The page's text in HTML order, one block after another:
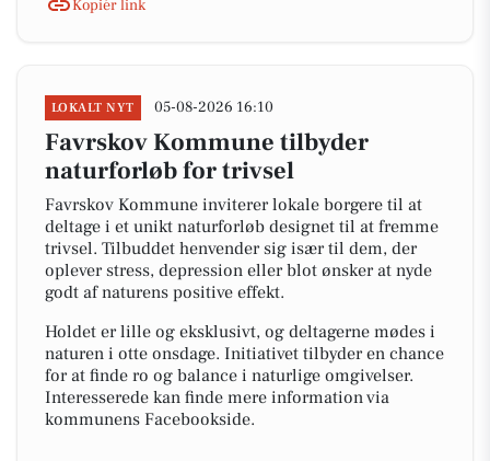
Kopiér link
LOKALT NYT 05-08-2026 16:10
Favrskov Kommune tilbyder
naturforløb for trivsel
Favrskov Kommune inviterer lokale borgere til at
deltage i et unikt naturforløb designet til at fremme
trivsel. Tilbuddet henvender sig især til dem, der
oplever stress, depression eller blot ønsker at nyde
godt af naturens positive effekt.
Holdet er lille og eksklusivt, og deltagerne mødes i
naturen i otte onsdage. Initiativet tilbyder en chance
for at finde ro og balance i naturlige omgivelser.
Interesserede kan finde mere information via
kommunens Facebookside.